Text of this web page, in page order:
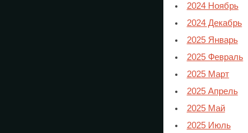
2024 Ноябрь
2024 Декабрь
2025 Январь
2025 Февраль
2025 Март
2025 Апрель
2025 Май
2025 Июль